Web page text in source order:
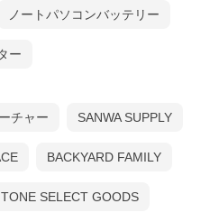
ノートパソコンバッテリー
ー
チャー SANWA SUPPLY
BACKYARD FAMILY
TONE SELECT GOODS